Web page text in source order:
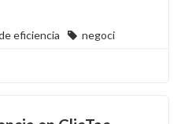
eficiencia negoci